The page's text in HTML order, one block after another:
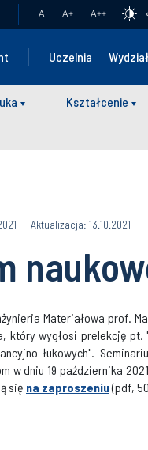
A A+ A++
Uczelnia
Kształcenie
Aktualizacja: 13.10.2021
Materiałowa prof.
który wygłosi prelekcję
łukowych".
w dniu 19 października
się na zaproszeniu(pdf,